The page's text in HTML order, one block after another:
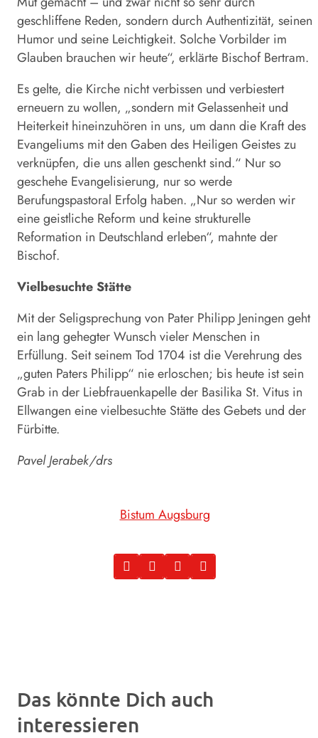
geschliffene Reden, sondern durch Authentizität, seinen
Humor und seine Leichtigkeit. Solche Vorbilder im
Glauben brauchen wir heute“, erklärte Bischof Bertram.
Es gelte, die Kirche nicht verbissen und verbiestert
erneuern zu wollen, „sondern mit Gelassenheit und
Heiterkeit hineinzuhören in uns, um dann die Kraft des
Evangeliums mit den Gaben des Heiligen Geistes zu
verknüpfen, die uns allen geschenkt sind.“ Nur so
geschehe Evangelisierung, nur so werde
Berufungspastoral Erfolg haben. „Nur so werden wir
eine geistliche Reform und keine strukturelle
Reformation in Deutschland erleben“, mahnte der
Bischof.
Vielbesuchte Stätte
Mit der Seligsprechung von Pater Philipp Jeningen geht
ein lang gehegter Wunsch vieler Menschen in
Erfüllung. Seit seinem Tod 1704 ist die Verehrung des
„guten Paters Philipp“ nie erloschen; bis heute ist sein
Grab in der Liebfrauenkapelle der Basilika St. Vitus in
Ellwangen eine vielbesuchte Stätte des Gebets und der
Fürbitte.
Pavel Jerabek/drs
Bistum Augsburg
Das könnte Dich auch
interessieren